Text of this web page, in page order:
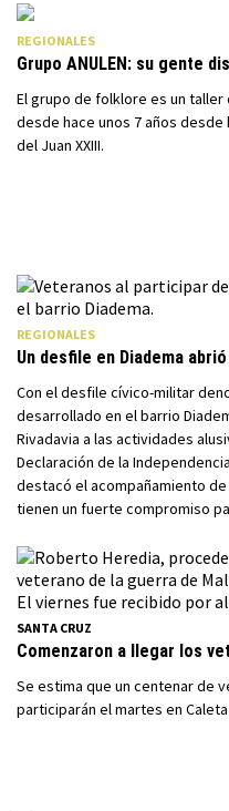
REGIONALES
Grupo ANULEN: su gente
El grupo de folklore es un
desde hace unos 7 años desde
del Juan XXIII.
REGIONALES
Un desfile en Diadema
Con el desfile cívico-militar
desarrollado en el barrio
Rivadavia a las actividades
Declaración de la
destacó el acompañamiento
tienen un fuerte compromiso
SANTA CRUZ
Comenzaron a llegar los
Se estima que un centenar de
participarán el martes en